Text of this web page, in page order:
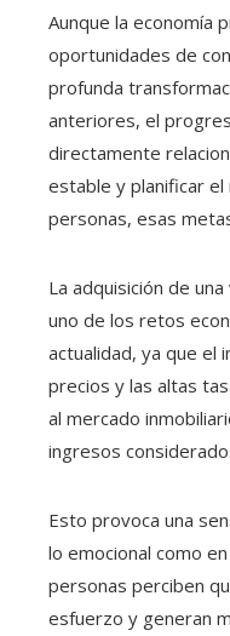
Aunque la economía
oportunidades de
profunda
anteriores, el
directamente
estable y planificar
personas, esas
La adquisición de
uno de los retos
actualidad, ya que el
precios y las altas
al mercado
ingresos
Esto provoca una
lo emocional como
personas perciben
esfuerzo y generan